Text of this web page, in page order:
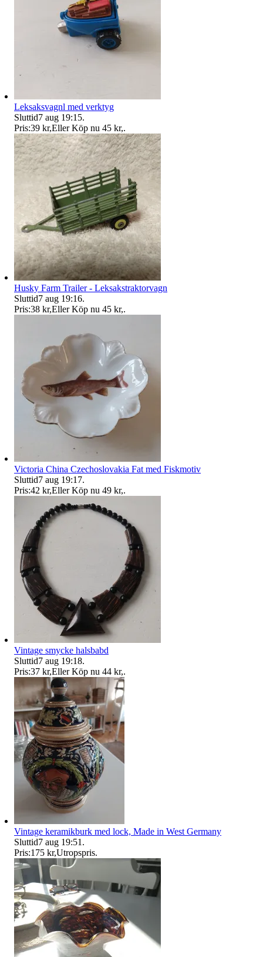
Leksaksvagnl med verktyg
Sluttid7 aug 19:15.
Pris:39 kr,Eller Köp nu 45 kr,.
Husky Farm Trailer - Leksakstraktorvagn
Sluttid7 aug 19:16.
Pris:38 kr,Eller Köp nu 45 kr,.
Victoria China Czechoslovakia Fat med Fiskmotiv
Sluttid7 aug 19:17.
Pris:42 kr,Eller Köp nu 49 kr,.
Vintage smycke halsbabd
Sluttid7 aug 19:18.
Pris:37 kr,Eller Köp nu 44 kr,.
Vintage keramikburk med lock, Made in West Germany
Sluttid7 aug 19:51 .
Pris:175 kr,Utropspris.